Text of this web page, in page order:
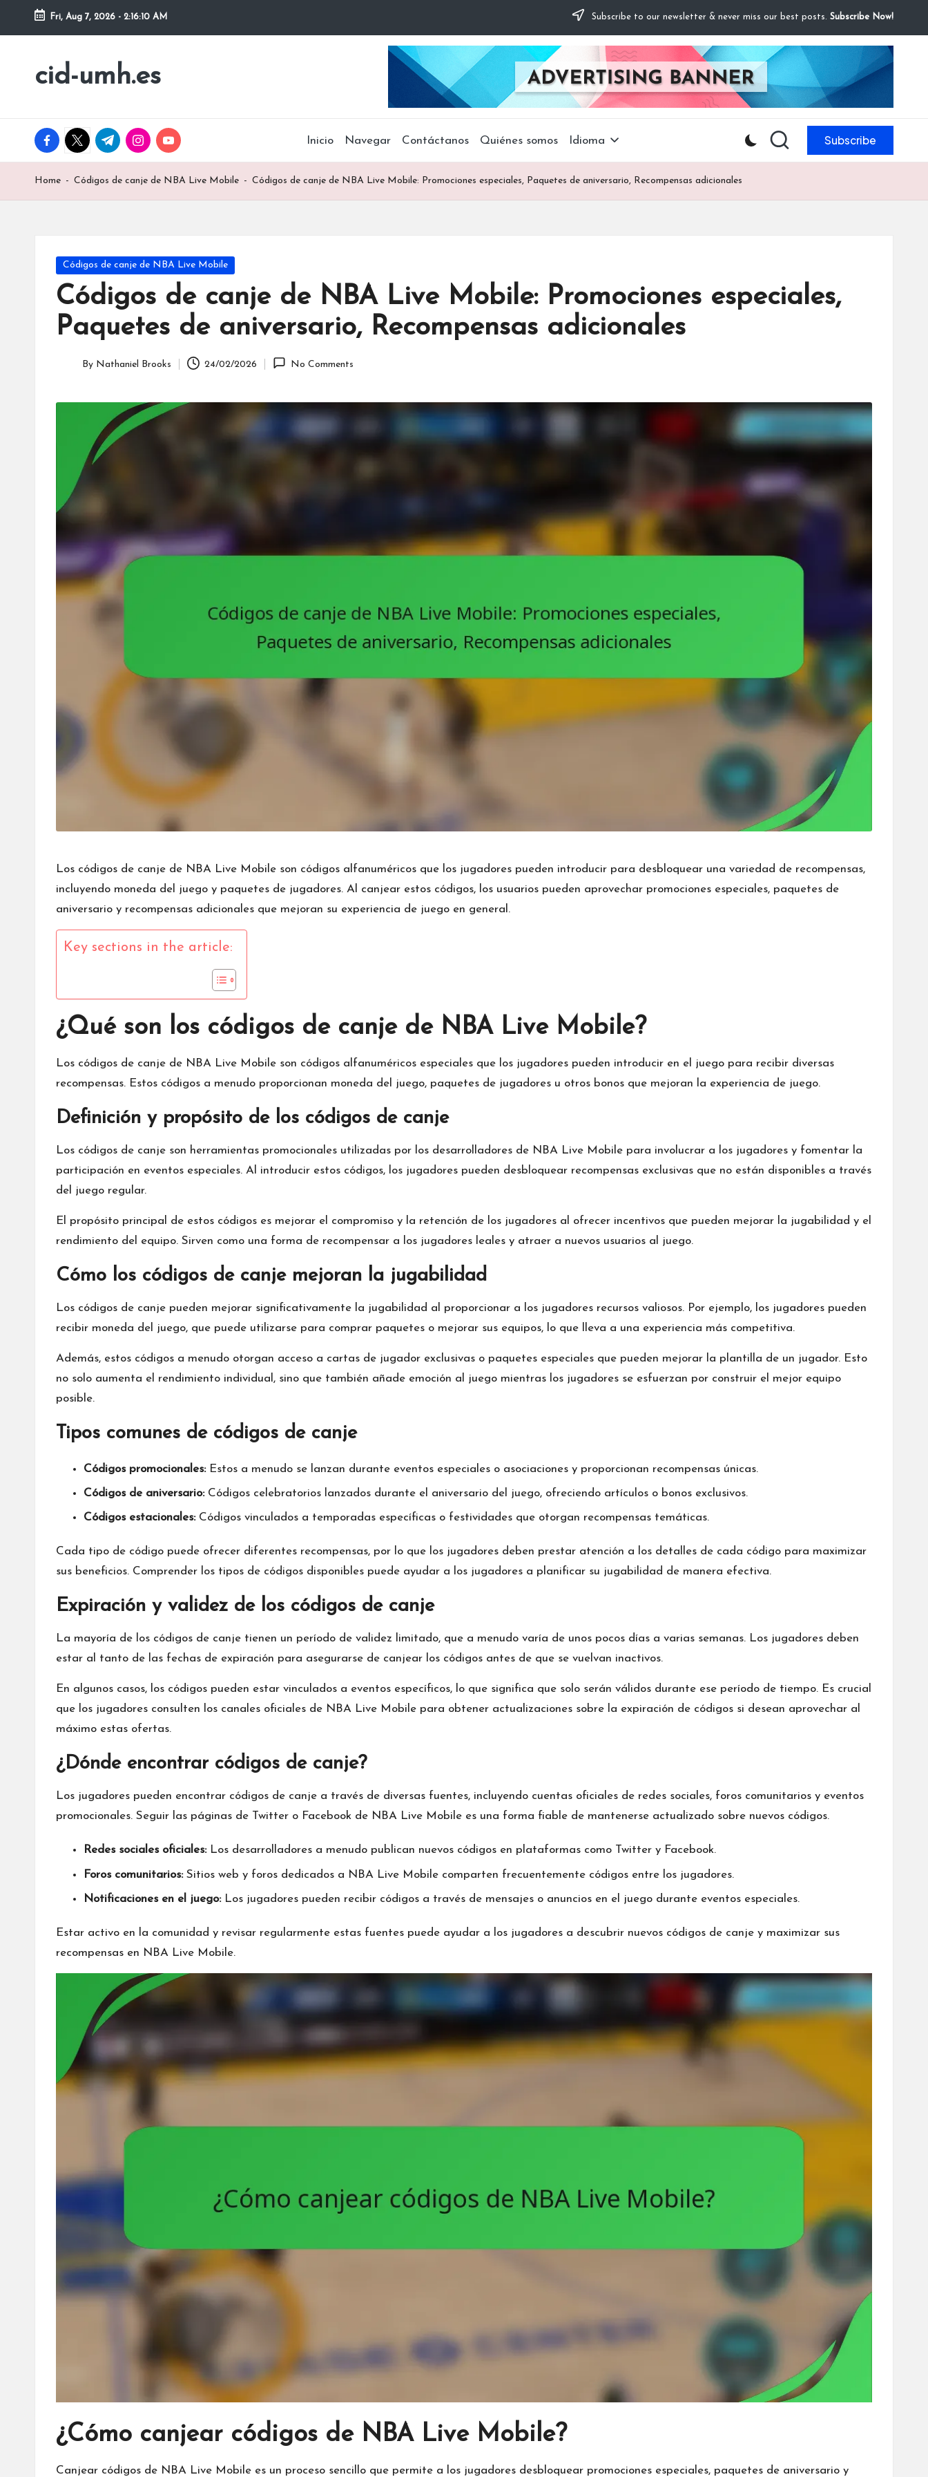
Skip
content
Fri, Aug 7, 2026 - 2:16:12 AM Subscribe to our newsletter & never miss our best posts. Subscribe Now!
cid-umh.es
facebook.com
twitter.com
t.me instagram.com
youtube.com Inicio Navegar Contáctanos Quiénes somos Idioma Subscribe
Home - Códigos de canje de NBA Live Mobile - Códigos de canje de NBA Live Mobile: Promociones especiales, Paquetes de aniversario, Recompensas adicionales
Posted
Códigos de canje de NBA Live Mobile
Códigos de canje de NBA Live Mobile: Promociones especiales,
Paquetes de aniversario, Recompensas adicionales
By Nathaniel Brooks 24/02/2026 No Comments
Los códigos de canje de NBA Live Mobile son códigos alfanuméricos que los jugadores pueden introducir para desbloquear una variedad de recompensas,
incluyendo moneda del juego y paquetes de jugadores. Al canjear estos códigos, los usuarios pueden aprovechar promociones especiales, paquetes de
aniversario y recompensas adicionales que mejoran su experiencia de juego en general.
Key sections in the article:
¿Qué son los códigos de canje de NBA Live Mobile?
Los códigos de canje de NBA Live Mobile son códigos alfanuméricos especiales que los jugadores pueden introducir en el juego para recibir diversas
recompensas. Estos códigos a menudo proporcionan moneda del juego, paquetes de jugadores u otros bonos que mejoran la experiencia de juego.
Definición y propósito de los códigos de canje
Los códigos de canje son herramientas promocionales utilizadas por los desarrolladores de NBA Live Mobile para involucrar a los jugadores y fomentar la
participación en eventos especiales. Al introducir estos códigos, los jugadores pueden desbloquear recompensas exclusivas que no están disponibles a través
del juego regular.
El propósito principal de estos códigos es mejorar el compromiso y la retención de los jugadores al ofrecer incentivos que pueden mejorar la jugabilidad y el
rendimiento del equipo. Sirven como una forma de recompensar a los jugadores leales y atraer a nuevos usuarios al juego.
Cómo los códigos de canje mejoran la jugabilidad
Los códigos de canje pueden mejorar significativamente la jugabilidad al proporcionar a los jugadores recursos valiosos. Por ejemplo, los jugadores pueden
recibir moneda del juego, que puede utilizarse para comprar paquetes o mejorar sus equipos, lo que lleva a una experiencia más competitiva.
Además, estos códigos a menudo otorgan acceso a cartas de jugador exclusivas o paquetes especiales que pueden mejorar la plantilla de un jugador. Esto
no solo aumenta el rendimiento individual, sino que también añade emoción al juego mientras los jugadores se esfuerzan por construir el mejor equipo
posible.
Tipos comunes de códigos de canje
Códigos promocionales:Estos a menudo se lanzan durante eventos especiales o asociaciones y proporcionan recompensas únicas.
Códigos de aniversario:Códigos celebratorios lanzados durante el aniversario del juego, ofreciendo artículos o bonos exclusivos.
Códigos estacionales:Códigos vinculados a temporadas específicas o festividades que otorgan recompensas temáticas.
Cada tipo de código puede ofrecer diferentes recompensas, por lo que los jugadores deben prestar atención a los detalles de cada código para maximizar
sus beneficios. Comprender los tipos de códigos disponibles puede ayudar a los jugadores a planificar su jugabilidad de manera efectiva.
Expiración y validez de los códigos de canje
La mayoría de los códigos de canje tienen un período de validez limitado, que a menudo varía de unos pocos días a varias semanas. Los jugadores deben
estar al tanto de las fechas de expiración para asegurarse de canjear los códigos antes de que se vuelvan inactivos.
En algunos casos, los códigos pueden estar vinculados a eventos específicos, lo que significa que solo serán válidos durante ese período de tiempo. Es crucial
que los jugadores consulten los canales oficiales de NBA Live Mobile para obtener actualizaciones sobre la expiración de códigos si desean aprovechar al
máximo estas ofertas.
¿Dónde encontrar códigos de canje?
Los jugadores pueden encontrar códigos de canje a través de diversas fuentes, incluyendo cuentas oficiales de redes sociales, foros comunitarios y eventos
promocionales. Seguir las páginas de Twitter o Facebook de NBA Live Mobile es una forma fiable de mantenerse actualizado sobre nuevos códigos.
Redes sociales oficiales:Los desarrolladores a menudo publican nuevos códigos en plataformas como Twitter y Facebook.
Foros comunitarios:Sitios web y foros dedicados a NBA Live Mobile comparten frecuentemente códigos entre los jugadores.
Notificaciones en el juego:Los jugadores pueden recibir códigos a través de mensajes o anuncios en el juego durante eventos especiales.
Estar activo en la comunidad y revisar regularmente estas fuentes puede ayudar a los jugadores a descubrir nuevos códigos de canje y maximizar sus
recompensas en NBA Live Mobile.
¿Cómo canjear códigos de NBA Live Mobile?
Canjear códigos de NBA Live Mobile es un proceso sencillo que permite a los jugadores desbloquear promociones especiales, paquetes de aniversario y